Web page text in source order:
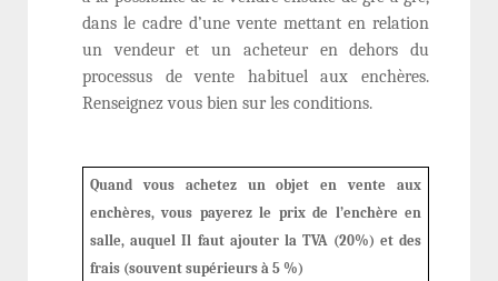
dans le cadre d’une vente mettant en relation
un vendeur et un acheteur en dehors du
processus de vente habituel aux enchères.
Renseignez vous bien sur les conditions.
Quand vous achetez un objet en vente aux
enchères, vous payerez le prix de l’enchère en
salle, auquel Il faut ajouter la TVA (20%) et des
frais (souvent supérieurs à 5 %)